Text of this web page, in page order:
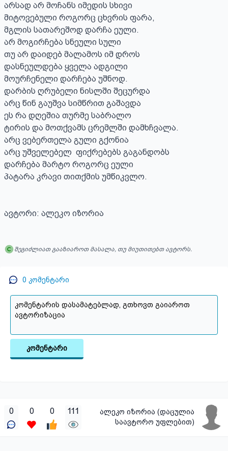
არსად არ მოჩანს იმედის სხივი
მიტოვებული როგორც ცხვრის ფარა,
მგლის სათარეშოდ დარჩა ეული.
არ მოგირჩება სნეული სული
თუ არ დაიდებ მალამოს იმ დროს
დასნეულდება ყველა ადგილი
მოურჩენელი დარჩება უშნოდ.
დარბის ღრუბელი ნისლში შეცურდა
არც წინ გაუშვა სიმწრით გაშავდა
ეს რა დღეშია თურმე საბრალო
ტირის და მოთქვამს ცრემლში დამხჩვალა.
არც ვებერთელა გული გქონია
არც უშველებელ  ფიქრებებს გაგანდობს
დარჩება მარტო როგორც ეული
პატარა კრავი თითქმის უმწიკვლო.
ავტორი: ალეკო იზორია
შეგიძლიათ გააზიაროთ მასალა, თუ მიუთითებთ ავტორს.
0 კომენტარი
კომენტარი
0 0 0 111
ალეკო იზორია (დაცულია
საავტორო უფლებით)